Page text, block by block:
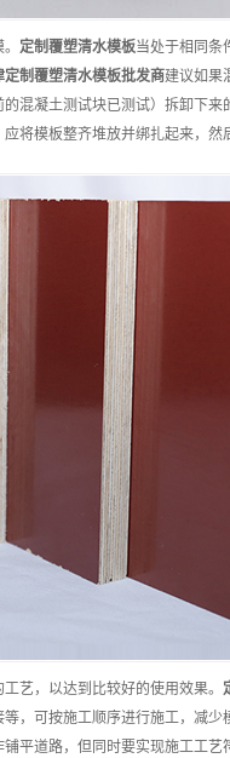
定制覆塑清水模板当处于相同条
定制覆塑清水模板批发商建议如果
混凝土测试块已测试）拆卸下
将模板整齐堆放并绑扎起来，然
艺，以达到比较好的使用效果。
，可按施工顺序进行施工，减少
平道路，但同时要实现施工工艺